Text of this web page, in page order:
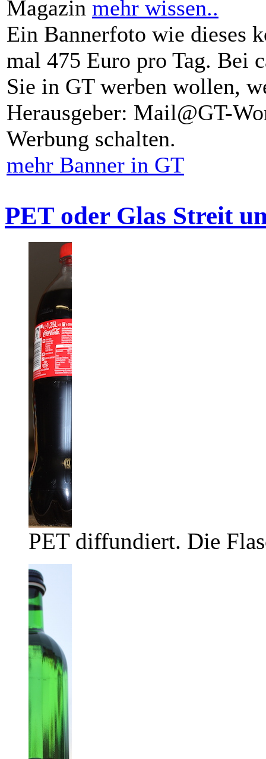
Magazin mehr wissen..
Ein Bannerfoto wie dieses
mal 475 Euro pro Tag. Bei
Sie in GT werben wollen,
Herausgeber: Mail@GT-
Werbung schalten.
mehr Banner in GT
PET oder Glas Streit
PET diffundiert. Die